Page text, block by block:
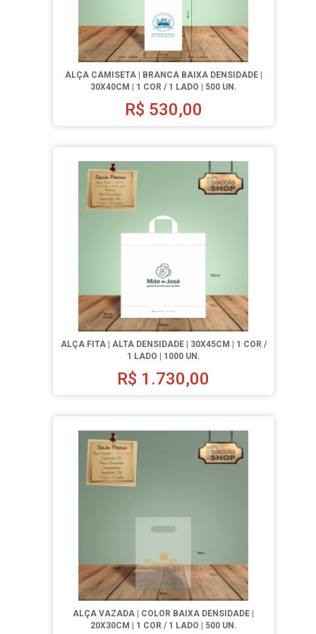
ALÇA CAMISETA | BRANCA BAIXA DENSIDADE |
30X40CM | 1 COR / 1 LADO | 500 UN.
R$ 530,00
ALÇA FITA | ALTA DENSIDADE | 30X45CM | 1 COR /
1 LADO | 1000 UN.
R$ 1.730,00
ALÇA VAZADA | COLOR BAIXA DENSIDADE |
20X30CM | 1 COR / 1 LADO | 500 UN.